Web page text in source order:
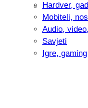
Intervju:
Hardver,
Mobiteli,
Audio,
Savjeti
Igre, gaming